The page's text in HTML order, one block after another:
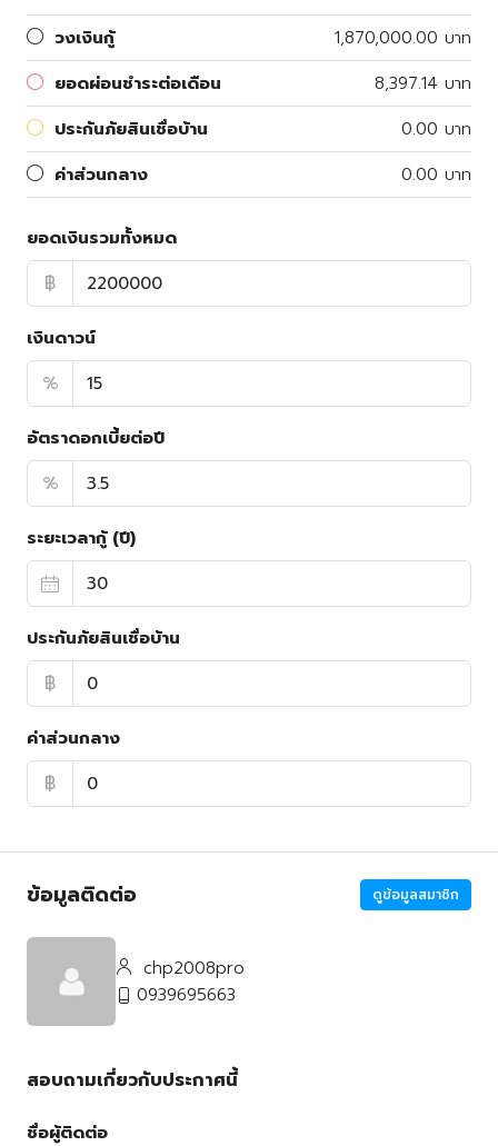
วงเงินกู้
1,870,000.00 บาท
ยอดผ่อนชำระต่อเดือน
8,397.14 บาท
ประกันภัยสินเชื่อบ้าน
0.00 บาท
ค่าส่วนกลาง
0.00 บาท
ยอดเงินรวมทั้งหมด
฿
เงินดาวน์
%
อัตราดอกเบี้ยต่อปี
%
ระยะเวลากู้ (ปี)
ประกันภัยสินเชื่อบ้าน
฿
ค่าส่วนกลาง
฿
ข้อมูลติดต่อ ดูข้อมูลสมาชิก
chp2008pro
0939695663
สอบถามเกี่ยวกับประกาศนี้
ชื่อผู้ติดต่อ